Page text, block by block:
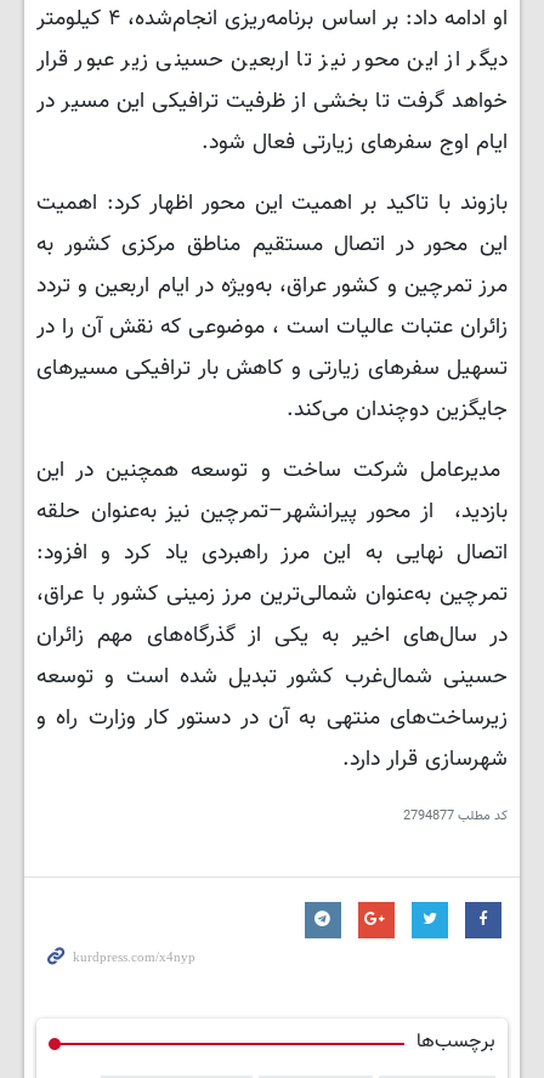
او ادامه داد: بر اساس برنامه‌ریزی انجام‌شده، ۴ کیلومتر
دیگر از این محور نیز تا اربعین حسینی زیر عبور قرار
خواهد گرفت تا بخشی از ظرفیت ترافیکی این مسیر در
ایام اوج سفرهای زیارتی فعال شود.
بازوند با تاکید بر اهمیت این محور اظهار کرد: اهمیت
این محور در اتصال مستقیم مناطق مرکزی کشور به
مرز تمرچین و کشور عراق، به‌ویژه در ایام اربعین و تردد
زائران عتبات عالیات است ، موضوعی که نقش آن را در
تسهیل سفرهای زیارتی و کاهش بار ترافیکی مسیرهای
جایگزین دوچندان می‌کند.
مدیرعامل شرکت ساخت و توسعه همچنین در این
بازدید، از محور پیرانشهر–تمرچین نیز به‌عنوان حلقه
اتصال نهایی به این مرز راهبردی یاد کرد و افزود:
تمرچین به‌عنوان شمالی‌ترین مرز زمینی کشور با عراق،
در سال‌های اخیر به یکی از گذرگاه‌های مهم زائران
حسینی شمال‌غرب کشور تبدیل شده است و توسعه
زیرساخت‌های منتهی به آن در دستور کار وزارت راه و
شهرسازی قرار دارد.
کد مطلب2794877
برچسب‌ها